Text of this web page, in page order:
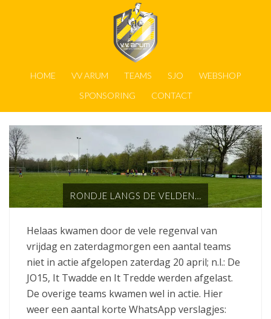
HOME VV ARUM TEAMS SJO
WEBSHOP
SPONSORING
CONTACT
RONDJE LANGS DE VELDEN…
Helaas kwamen door de vele regenval van
vrijdag en zaterdagmorgen een aantal teams
niet in actie afgelopen zaterdag 20 april; n.l.: De
JO15, It Twadde en It Tredde werden afgelast.
De overige teams kwamen wel in actie. Hier
weer een aantal korte WhatsApp verslagjes: